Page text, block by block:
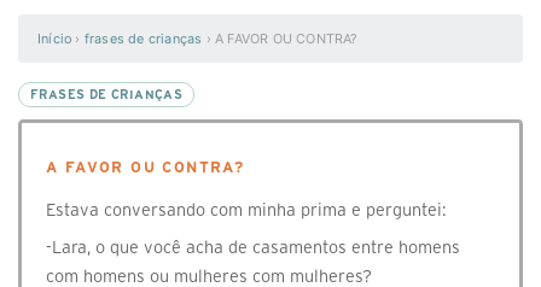
Início › frases de crianças ›A FAVOR OU CONTRA?
FRASES DE CRIANÇAS
A FAVOR OU CONTRA?
Estava conversando com minha prima e perguntei:
-Lara, o que você acha de casamentos entre homens
com homens ou mulheres com mulheres?